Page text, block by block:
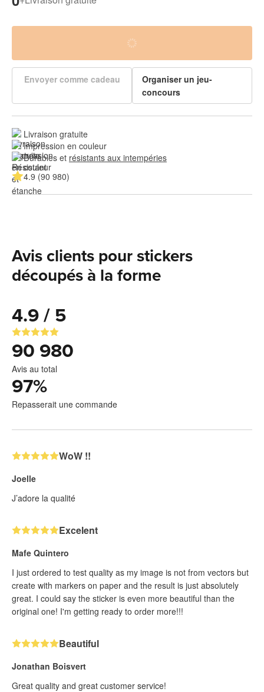
Envoyer comme cadeau
Organiser un jeu-
concours
Livraison gratuite
Impression en couleur
Durables et résistants aux intempéries
4.9 (90 980)
Avis clients pour stickers
découpés à la forme
4.9 / 5
90 980
Avis au total
97%
Repasserait une commande
WoW !!
Joelle
J’adore la qualité
Excelent
Mafe Quintero
I just ordered to test quality as my image is not from vectors but
create with markers on paper and the result is just absolutely
great. I could say the sticker is even more beautiful than the
original one! I'm getting ready to order more!!!
Beautiful
Jonathan Boisvert
Great quality and great customer service!